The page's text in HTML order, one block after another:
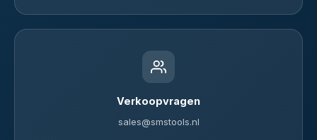
Verkoopvragen
sales@smstools.nl